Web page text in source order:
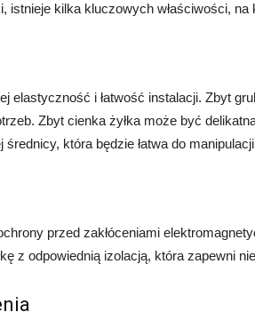
istnieje kilka kluczowych właściwości,
elastyczność i łatwość instalacji. Zbyt
Zbyt cienka żyłka może być
średnicy, która będzie łatwa do
przed zakłóceniami
z odpowiednią izolacją, która zapewni